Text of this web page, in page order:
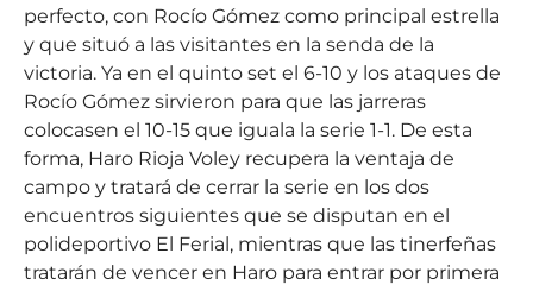
perfecto, con Rocío Gómez como principal estrella
y que situó a las visitantes en la senda de la
victoria. Ya en el quinto set el 6-10 y los ataques de
Rocío Gómez sirvieron para que las jarreras
colocasen el 10-15 que iguala la serie 1-1. De esta
forma, Haro Rioja Voley recupera la ventaja de
campo y tratará de cerrar la serie en los dos
encuentros siguientes que se disputan en el
polideportivo El Ferial, mientras que las tinerfeñas
tratarán de vencer en Haro para entrar por primera